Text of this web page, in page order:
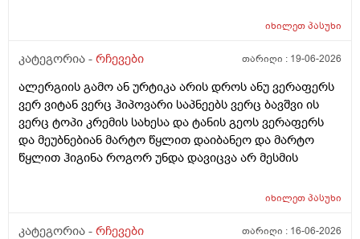
ბინჩენი უკეთესია რონელი?სხვადასხვა აქვს ბუბჩენს
დამატენიანებელ შამპუნს თაფლით რომ აროს იმას და
ბუბჩენის შამპუნი რომ ვიყიდო იმად?
იხილეთპასუხი
კატეგორია - რჩევები თარიღი : 19-06-2026
ალერგიის გამო ან ურტიკა არის დროს ანუ ვერაფერს
ვერ ვიტან ვერც ჰიპოვარი საპნეებს ვერც ბავშვი ის
ვერც ტოპი კრემის სახესა და ტანის გეოს ვერაფერს
და მეუბნებიან მარტო წყლით დაიბანეო და მარტო
წყლით ჰიგინა როგორ უნდა დავიცვა არ მესმის
იხილეთპასუხი
კატეგორია - რჩევები თარიღი : 16-06-2026